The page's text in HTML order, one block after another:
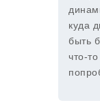
куда
быть
что-